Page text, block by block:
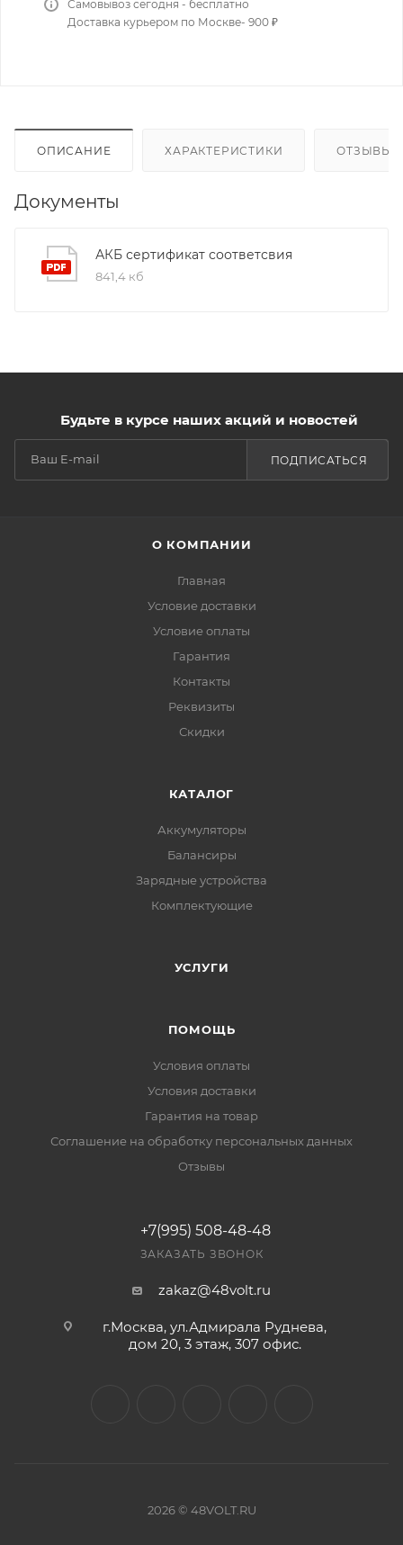
Самовывоз сегодня - бесплатно
Доставка курьером по Москве- 900 ₽
ОПИСАНИЕ ХАРАКТЕРИСТИКИ ОТЗЫВЫ
Документы
АКБ сертификат соответсвия
841,4 кб
Будьте в курсе наших акций и новостей
ПОДПИСАТЬСЯ
О КОМПАНИИ
Главная
Условие доставки
Условие оплаты
Гарантия
Контакты
Реквизиты
Скидки
КАТАЛОГ
Аккумуляторы
Балансиры
Зарядные устройства
Комплектующие
УСЛУГИ
ПОМОЩЬ
Условия оплаты
Условия доставки
Гарантия на товар
Соглашение на обработку персональных данных
Отзывы
+7(995) 508-48-48
ЗАКАЗАТЬ ЗВОНОК
zakaz@48volt.ru
г.Москва, ул.Адмирала Руднева,
дом 20, 3 этаж, 307 офис.
2026 © 48VOLT.RU